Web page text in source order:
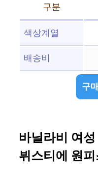
구분
색상계열
배송비
구
바닐라비 여
뷔스티에 원